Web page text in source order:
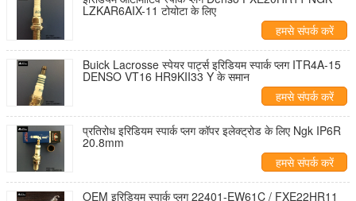
LZKAR6AIX-11 टोयोटा के लिए
हमसे संपर्क करें
Buick Lacrosse स्पेयर पार्ट्स इरिडियम स्पार्क प्लग ITR4A-15
DENSO VT16 HR9KII33 Y के समान
हमसे संपर्क करें
प्रतिरोध इरिडियम स्पार्क प्लग कॉपर इलेक्ट्रोड के लिए Ngk IP6R
20.8mm
हमसे संपर्क करें
OEM इरिडियम स्पार्क प्लग 22401-EW61C / FXE22HR11